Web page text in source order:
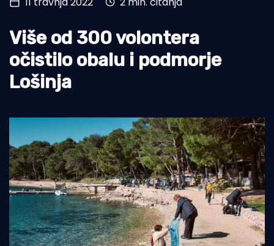
Ribolov
Ekologija
Tradicija i kultura
Više od 300 volontera
očistilo obalu i podmorje
Lošinja